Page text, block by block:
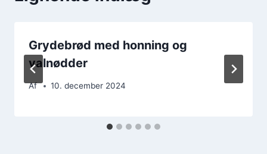
Grydebrød med honning og
valnødder
Af 10. december 2024